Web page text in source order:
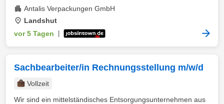
Antalis Verpackungen GmbH
Landshut
vor 5 Tagen
Sachbearbeiter/in Rechnungsstellung m/w/d
Vollzeit
Wir sind ein mittelständisches Entsorgungsunternehmen aus